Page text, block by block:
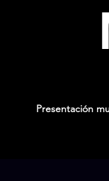
Presentación